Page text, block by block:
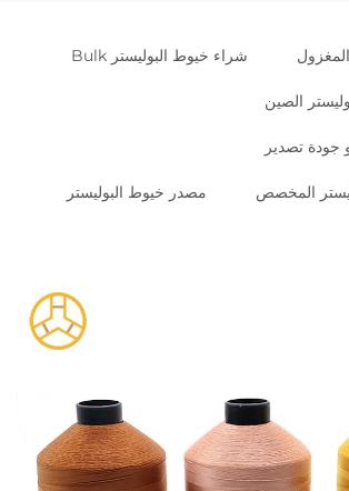
شراء خيوط البوليستر Bulk
الصين
جودة تصدير
المخصص مصدر خيوط البوليستر